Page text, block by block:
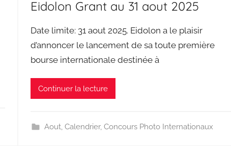
Eidolon Grant au 31 aout 2025
Date limite: 31 aout 2025. Eidolon a le plaisir
d’annoncer le lancement de sa toute première
bourse internationale destinée à
Continuer la lecture
Aout,Calendrier,Concours Photo Internationaux